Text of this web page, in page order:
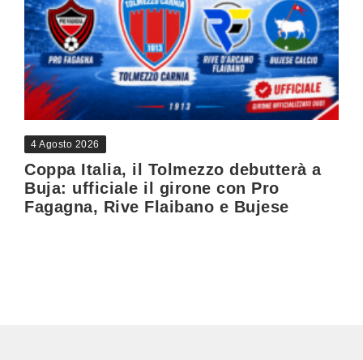
4 Agosto 2026
Coppa Italia, il Tolmezzo debutterà a
Buja: ufficiale il girone con Pro
Fagagna, Rive Flaibano e Bujese